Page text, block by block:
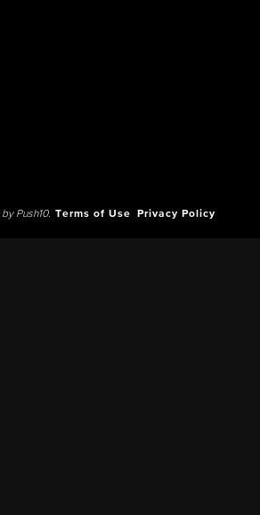
by Push10. Terms of Use Privacy Policy